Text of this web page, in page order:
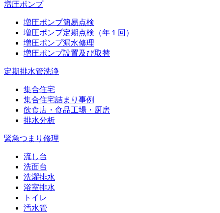
増圧ポンプ
増圧ポンプ簡易点検
増圧ポンプ定期点検（年１回）
増圧ポンプ漏水修理
増圧ポンプ設置及び取替
定期排水管洗浄
集合住宅
集合住宅詰まり事例
飲食店・食品工場・厨房
排水分析
緊急つまり修理
流し台
洗面台
洗濯排水
浴室排水
トイレ
汚水管